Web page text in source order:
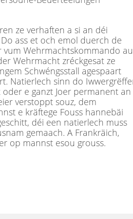
ze verhaften a si an déi
ass et och emol duerch de
vum Wehrmachtskommando
Wehrmacht zréckgesat ze
Schwéngsstall agespaart
Natierlech sinn do
e ganzt Joer permanent an
verstoppt souz, dem
e kräftege Fouss hannebäi
déi een natierlech muss
gemaach. A Frankräich,
op mannst esou grouss.